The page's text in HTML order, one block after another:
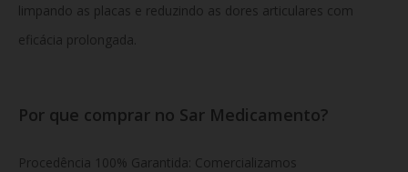
limpando as placas e reduzindo as dores articulares com
eficácia prolongada.
Por que comprar no Sar Medicamento?
Procedência 100% Garantida: Comercializamos